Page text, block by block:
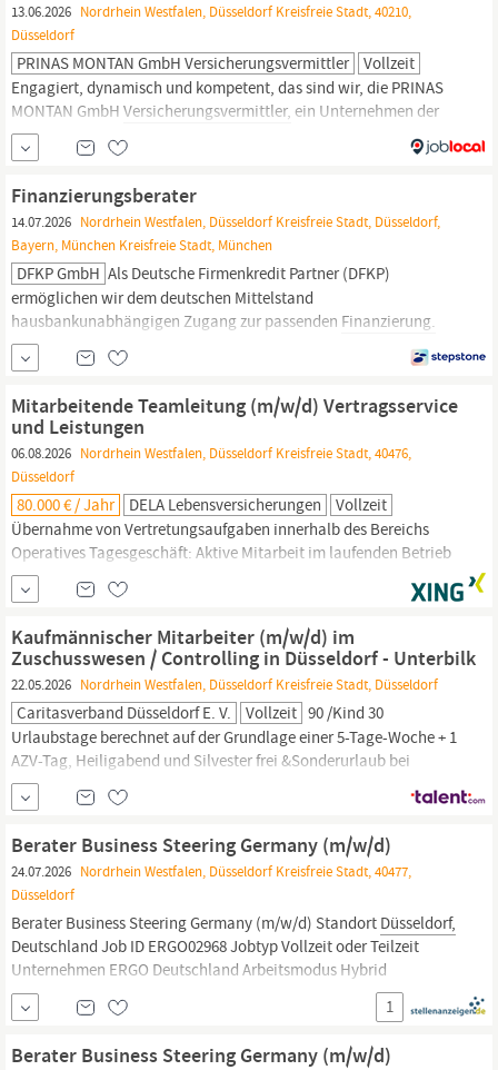
13.06.2026 Nordrhein Westfalen, Düsseldorf Kreisfreie Stadt, 40210,
Düsseldorf
PRINAS MONTAN GmbH Versicherungsvermittler
Vollzeit
Engagiert, dynamisch und kompetent, das sind wir, die PRINAS
MONTAN GmbH Versicherungsvermittler, ein Unternehmen der
GLOBAL GRUPPE.; Seit über 60 Jahren sind wir für unsere Privat-
und Firmenkundschaft bundesweit im Einsatz. Unsere Wurzeln
Vorsorgeprodukten
Finanzierungsberater
14.07.2026 Nordrhein Westfalen, Düsseldorf Kreisfreie Stadt, Düsseldorf,
Bayern, München Kreisfreie Stadt, München
DFKP GmbH Als Deutsche Firmenkredit Partner (DFKP)
ermöglichen wir dem deutschen Mittelstand
hausbankunabhängigen Zugang zur passenden Finanzierung.
Getreu unserer Maxime #einfacherfolgreichfinanzieren ist es unser
Ziel, kleine und mittlere Unternehmen (KMUs) in jeder
Finanzierungsanlass
zu unterstützen. Damit
Mitarbeitende Teamleitung (m/w/d) Vertragsservice
und Leistungen
06.08.2026 Nordrhein Westfalen, Düsseldorf Kreisfreie Stadt, 40476,
Düsseldorf
80.000 € / Jahr DELA Lebensversicherungen
Vollzeit
Übernahme von Vertretungsaufgaben innerhalb des Bereichs
Operatives Tagesgeschäft: Aktive Mitarbeit im laufenden Betrieb
DAS ERWARTEN WIR VON DIR: Qualifikation und Ausbildung:
Abgeschlossene Ausbildung im Bereich
und
Versicherungsfachwirt
eine vergleichbare Qualifikation im Versicherungsumfeld
Expertise im...
Kaufmännischer Mitarbeiter (m/w/d) im
Zuschusswesen / Controlling in Düsseldorf - Unterbilk
22.05.2026 Nordrhein Westfalen, Düsseldorf Kreisfreie Stadt, Düsseldorf
Caritasverband Düsseldorf E. V. Vollzeit 90 /Kind 30
Urlaubstage berechnet auf der Grundlage einer 5-Tage-Woche + 1
AZV-Tag, Heiligabend und Silvester frei &Sonderurlaub bei
besonderen Anlässen zusätzlich 3 Oasen-Tage (Besinnungstage)
Zahlung des Immoscout24 Pro Plus Abo für 3 Monate bei Umzug
oder Umgebung großes Benefit-Programm mit
Leasingfahrrad, bezuschusstem Deutschlandticket,
Versicherungen,Rabatten u.v.m.
Berater Business Steering Germany (m/w/d)
24.07.2026 Nordrhein Westfalen, Düsseldorf Kreisfreie Stadt, 40477,
Düsseldorf
Berater Business Steering Germany (m/w/d) Standort Düsseldorf,
Deutschland Job ID ERGO02968 Jobtyp Vollzeit oder Teilzeit
Unternehmen ERGO Deutschland Arbeitsmodus Hybrid
Beschäftigungsart Unbefristet Stellenlevel Berufserfahrene
Kompetenzbereich Unternehmensstrategie und Beratung Ihre
1
Berater Business Steering Germany (m/w/d)